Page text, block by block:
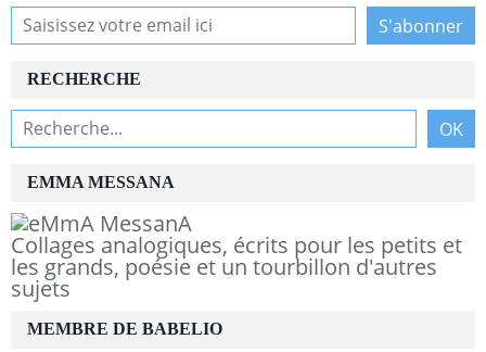
RECHERCHE
EMMA MESSANA
Collages analogiques, écrits pour les petits et
les grands, poésie et un tourbillon d'autres
sujets
MEMBRE DE BABELIO